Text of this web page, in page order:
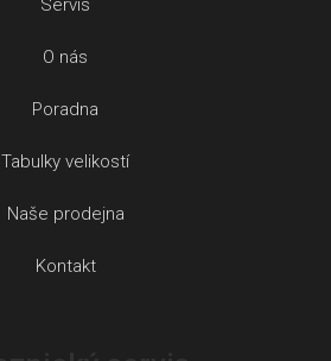
Servis
O nás
Poradna
Tabulky velikostí
Naše prodejna
Kontakt